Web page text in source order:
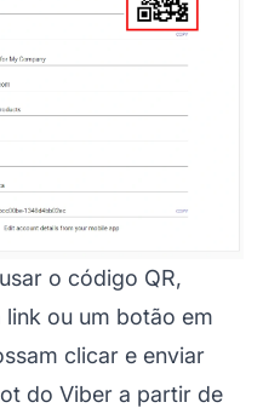
o código QR,
ou um botão em
clicar e enviar
do Viber a partir de